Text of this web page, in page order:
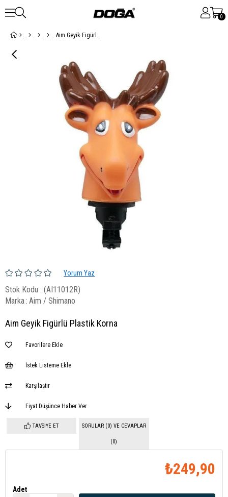
0
Aim Geyik Figürlü Plastik Korna
Yorum Yaz
Stok Kodu
(AI11012R)
Marka: Aim / Shimano
Aim Geyik Figürlü Plastik Korna
Favorilere Ekle
İstek Listeme Ekle
Karşılaştır
Fiyat Düşünce Haber Ver
TAVSIYE ET SORULAR (0) VE CEVAPLAR
(0)
₺249,90
Adet